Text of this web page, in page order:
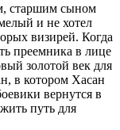
старшим сыном
и не хотел
визирей. Когда
преемника в лице
золотой век для
в котором Хасан
вернутся в
путь для